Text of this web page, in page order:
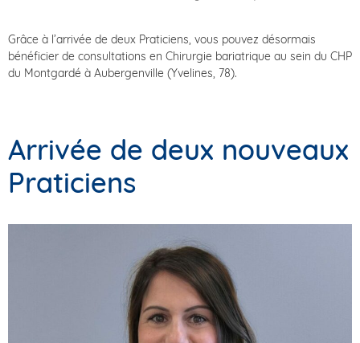
Grâce à l’arrivée de deux Praticiens, vous pouvez désormais
bénéficier de consultations en Chirurgie bariatrique au sein du CHP
du Montgardé à Aubergenville (Yvelines, 78).
Arrivée de deux nouveaux
Praticiens